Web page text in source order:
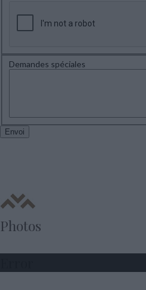
Demandes spéciales
Envoi
Photos